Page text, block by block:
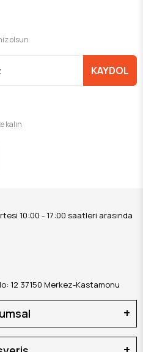
olsun
KAYDOL
kalın
10:00 - 17:00 saatleri arasında
12 37150 Merkez-Kastamonu